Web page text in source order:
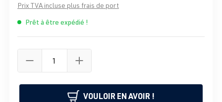
Prix TVA incluse plus frais de port
Prêt à être expédié !
VOULOIR EN AVOIR !